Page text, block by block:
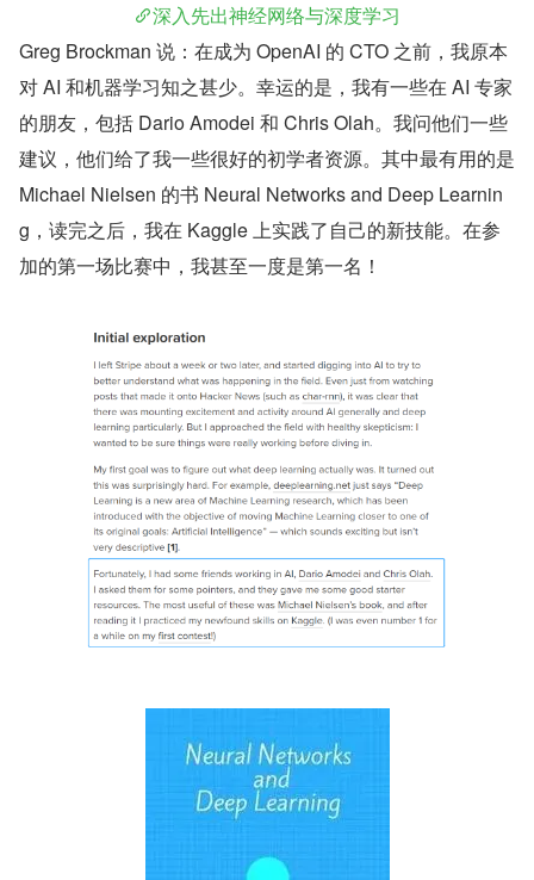
深入先出神经网络与深度学习
Greg Brockman 说：在成为 OpenAI 的 CTO 之前，我原本
对 AI 和机器学习知之甚少。幸运的是，我有一些在 AI 专家
的朋友，包括 Dario Amodei 和 Chris Olah。我问他们一些
建议，他们给了我一些很好的初学者资源。其中最有用的是
Michael Nielsen 的书 Neural Networks and Deep Learnin
g，读完之后，我在 Kaggle 上实践了自己的新技能。在参
加的第一场比赛中，我甚至一度是第一名！